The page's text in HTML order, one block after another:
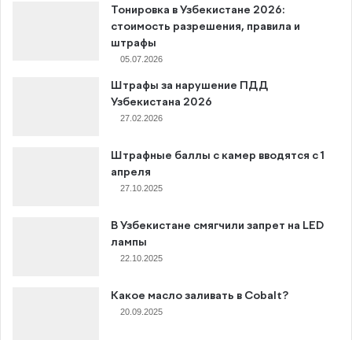
Тонировка в Узбекистане 2026:
стоимость разрешения, правила и
штрафы
05.07.2026
Штрафы за нарушение ПДД
Узбекистана 2026
27.02.2026
Штрафные баллы с камер вводятся с 1
апреля
27.10.2025
В Узбекистане смягчили запрет на LED
лампы
22.10.2025
Какое масло заливать в Cobalt?
20.09.2025